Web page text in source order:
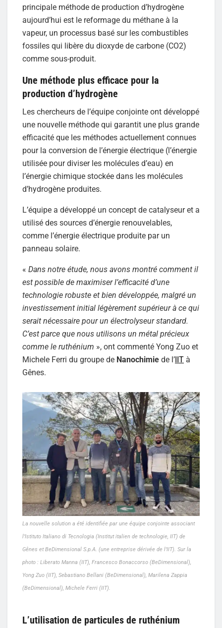
principale méthode de production d’hydrogène
aujourd’hui est le reformage du méthane à la
vapeur, un processus basé sur les combustibles
fossiles qui libère du dioxyde de carbone (CO2)
comme sous-produit.
Une méthode plus efficace pour la
production d’hydrogène
Les chercheurs de l’équipe conjointe ont développé
une nouvelle méthode qui garantit une plus grande
efficacité que les méthodes actuellement connues
pour la conversion de l’énergie électrique (l’énergie
utilisée pour diviser les molécules d’eau) en
l’énergie chimique stockée dans les molécules
d’hydrogène produites.
L’équipe a développé un concept de catalyseur et a
utilisé des sources d’énergie renouvelables,
comme l’énergie électrique produite par un
panneau solaire.
« Dans notre étude, nous avons montré comment il
est possible de maximiser l’efficacité d’une
technologie robuste et bien développée, malgré un
investissement initial légèrement supérieur à ce qui
serait nécessaire pour un électrolyseur standard.
C’est parce que nous utilisons un métal précieux
comme le ruthénium », ont commenté Yong Zuo et
Michele Ferri du groupe de Nanochimie de l’IIT à
Gênes.
La nouvelle solution a été identifiée par une équipe conjointe associant
l’Istituto Italiano di Tecnologia (Institut italien de technologie, IIT) de
Gênes et BeDimensional S.p.A. (une entreprise dérivée de l’IIT). Sur la
photo : Liberato Manna (IIT), Francesco Bonaccorso (BeDimensional),
Yong Zuo (IIT), Sebastiano Bellani (BeDimensional), Marilena Zappia
(BeDimensional), Michele Ferri (IIT).
L’utilisation de particules de ruthénium